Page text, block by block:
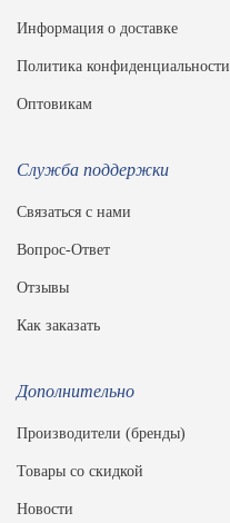
Информация о доставке
Политика конфиденциальности
Оптовикам
Служба поддержки
Связаться с нами
Вопрос-Ответ
Отзывы
Как заказать
Дополнительно
Производители (бренды)
Товары со скидкой
Новости